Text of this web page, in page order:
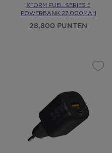
XTORM FUEL SERIES 5
POWERBANK 27,000MAH
28,800 PUNTEN